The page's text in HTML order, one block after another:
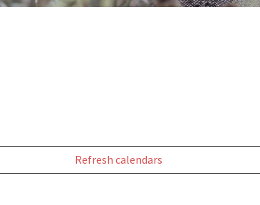
Refresh calendars